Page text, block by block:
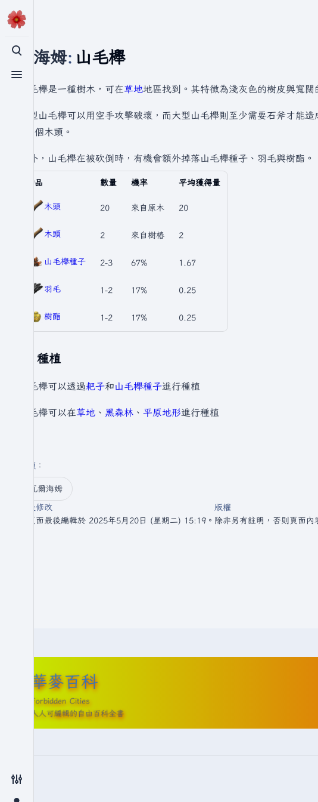
切換搜尋
切換選單
切換偏好設定選單
瓦爾海姆: 山毛櫸
山毛櫸是一種樹木，可在草地地區找到。其特徵為淺灰色的樹皮與寬
小型山毛櫸可以用空手攻擊破壞，而大型山毛櫸則至少需要石斧才能
20 個木頭。
此外，山毛櫸在被砍倒時，有機會額外掉落山毛櫸種子、羽毛與樹酯。
物品 數量 機率 平均獲得量
木頭 20 來自原木 20
木頭 2 來自樹樁 2
山毛櫸種子 2-3 67% 1.67
羽毛 1-2 17% 0.25
樹酯 1-2 17% 0.25
種植
山毛櫸可以透過耙子和山毛櫸種子進行種植
山毛櫸可以在草地 、 黑森林 、 平原地形進行種植
分類 ：​
瓦爾海姆
最後修改
此頁面最後編輯於 2025年5月20日 (星期二) 15:19。
版權
除非另有註明，否則頁面內
華麥百科
Forbidden Cities
人人可編輯的自由百科全書